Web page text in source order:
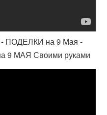
на 9 Мая -
9 МАЯ Своими руками